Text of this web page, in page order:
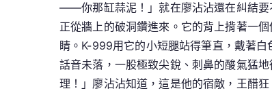
——你那缸蒜泥！」就在廖沾沾還在糾結要
正從牆上的破洞鑽進來。它的背上揹著一
睛。K-999用它的小短腿站得筆直，戴著
話音未落，一股極致尖銳、刺鼻的酸氣猛
理！」廖沾沾知道，這是他的宿敵，王醋